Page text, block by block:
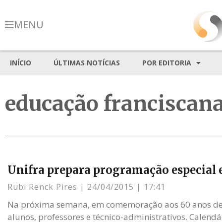
MENU
INÍCIO ÚLTIMAS NOTÍCIAS POR EDITORIA
educação
Unifra prepara programação especial
Rubi Renck Pires 24/04/2015 17:41
Na próxima semana, em comemoração aos 60 anos
alunos, professores e técnico-administrativos.